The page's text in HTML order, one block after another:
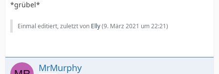
*grübel*
Einmal editiert, zuletzt von Elly(9. März 2021 um 22:21)
MrMurphy